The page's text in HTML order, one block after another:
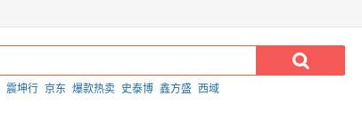
震坤行 京东 爆款热卖 史泰博 鑫方盛 西域